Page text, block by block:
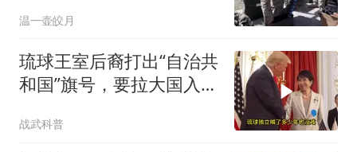
温一壶皎月
琉球王室后裔打出“自治共
和国”旗号，要拉大国入局
战武科普